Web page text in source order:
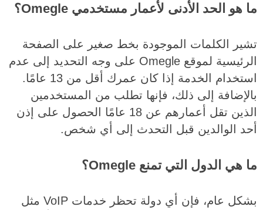
ما هو الحد الأدنى لأعمار مستخدمي Omegle؟
تشير الكلمات الموجودة بخط صغير على الصفحة
الرئيسية لموقع Omegle على وجه التحديد إلى عدم
استخدام الخدمة إذا كان عمرك أقل من 13 عامًا.
بالإضافة إلى ذلك، فإنها تطلب من المستخدمين
الذين تقل أعمارهم عن 18 عامًا الحصول على إذن
أحد الوالدين قبل التحدث إلى أي شخص.
ما هي الدول التي تمنع Omegle؟
بشكل عام، فإن أي دولة تحظر خدمات VoIP مثل